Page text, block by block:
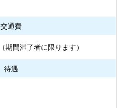
交通費
間満了者に限ります）
待遇